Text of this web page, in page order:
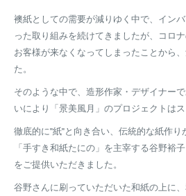
襖紙としての需要が減りゆく中で、イン
った取り組みを続けてきましたが、コロ
お客様が来なくなってしまったことから
た。
そのような中で、造形作家・デザイナー
いにより「景美風月」のプロジェクトはス
徹底的に"紙"と向き合い、伝統的な紙作り
「手すき和紙たにの」を主宰する谷野裕
をご提供いただきました。
谷野さんに刷っていただいた和紙の上に